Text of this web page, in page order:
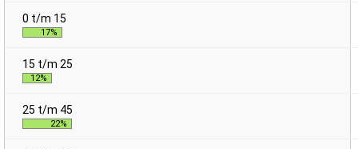
17%
12%
22%